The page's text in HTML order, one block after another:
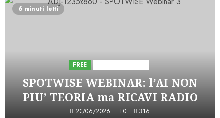
6 minuti letti
FREE
SPOTWISE WEBINAR: l’AI NON
PIU’ TEORIA ma RICAVI RADIO
20/06/2026 0 316